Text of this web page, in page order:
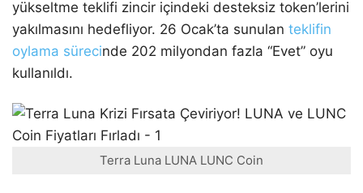
yükseltme teklifi zincir içindeki desteksiz token’lerini
yakılmasını hedefliyor. 26 Ocak’ta sunulan teklifin
oylama sürecinde 202 milyondan fazla “Evet” oyu
kullanıldı.
Terra Luna LUNA LUNC Coin